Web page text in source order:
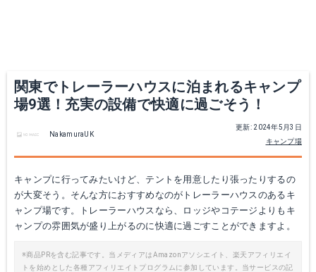
関東でトレーラーハウスに泊まれるキャンプ
場9選！充実の設備で快適に過ごそう！
更新: 2024年5月3日
キャンプ場
NakamuraUK
キャンプに行ってみたいけど、テントを用意したり張ったりするの
が大変そう。そんな方におすすめなのがトレーラーハウスのあるキ
ャンプ場です。トレーラーハウスなら、ロッジやコテージよりもキ
ャンプの雰囲気が盛り上がるのに快適に過ごすことができますよ。
※商品PRを含む記事です。当メディアはAmazonアソシエイト、楽天アフィリエイ
トを始めとした各種アフィリエイトプログラムに参加しています。当サービスの記